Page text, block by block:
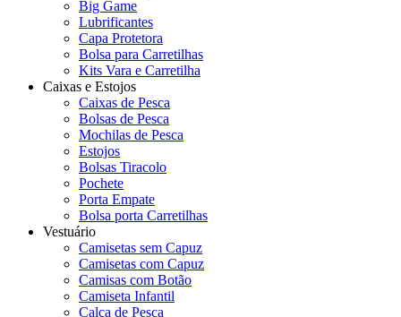
Big Game
Lubrificantes
Capa Protetora
Bolsa para Carretilhas
Kits Vara e Carretilha
Caixas e Estojos
Caixas de Pesca
Bolsas de Pesca
Mochilas de Pesca
Estojos
Bolsas Tiracolo
Pochete
Porta Empate
Bolsa porta Carretilhas
Vestuário
Camisetas sem Capuz
Camisetas com Capuz
Camisas com Botão
Camiseta Infantil
Calça de Pesca